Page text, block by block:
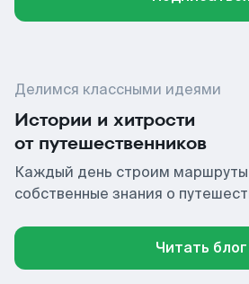
Делимся классными идеями
Истории и хитрости
от путешественников
Каждый день строим маршруты
собственные знания о
Читать блог